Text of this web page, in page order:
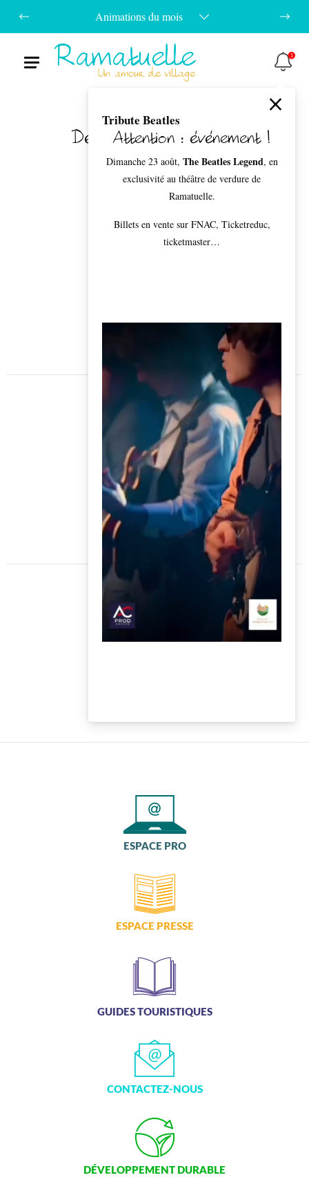
AIR DE DÉTENTE
BROCHURES TOURISTIQUES
VOS QUESTIONS, NOS RÉPONSES
Animations du mois
MenuRamatuelle
Un amour de village
1
Tribute Beatles
Attention : événement !
Dimanche 23 août, The Beatles Legend, en
exclusivité au théâtre de verdure de
Ramatuelle.
Billets en vente sur FNAC, Ticketreduc,
ticketmaster…
Découvrir Ramatuelle
Côté village
Côté nature
Côté mer
ESPACE PRO
ESPACE PRESSE
GUIDES TOURISTIQUES
CONTACTEZ-NOUS
DÉVELOPPEMENT DURABLE